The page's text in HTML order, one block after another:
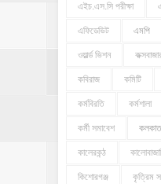
এইচ.এস.সি পরীক্ষা
এফিডেভিট এমপি
ওয়ার্ল্ড ভিশন
কবিরাজ কমিটি
কর্মবিরতি কর্মশালা
কর্মী সমাবেশ
কালেরকন্ঠ
কিশোরগঞ্জ কৃত্রিম